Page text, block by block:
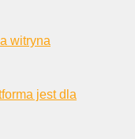
witryna
jest dla